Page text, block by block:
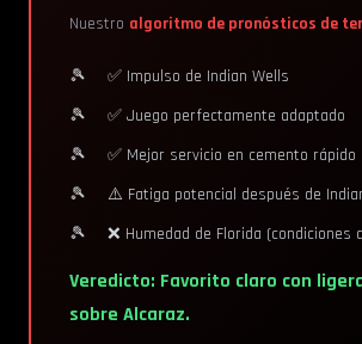
Nuestro algoritmo de pronósticos de
✅ Impulso de Indian Wells
✅ Juego perfectamente adaptado
✅ Mejor servicio en cemento rápido
⚠️ Fatiga potencial después de
❌ Humedad de Florida (condiciones
Veredicto: Favorito claro con
sobre Alcaraz.